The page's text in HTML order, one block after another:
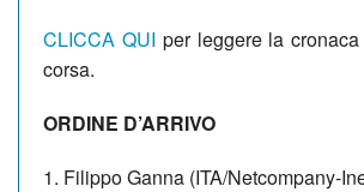
CLICCA QUI per leggere la
corsa.
ORDINE D’ARRIVO
1. Filippo Ganna (ITA/Netcompany-